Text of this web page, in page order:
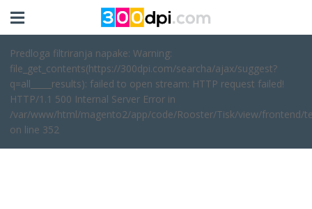
Predloga filtriranja napake: Warning:
file_get_contents(https://300dpi.com/searcha/ajax/suggest?
q=all_____results): failed to open stream: HTTP request failed!
HTTP/1.1 500 Internal Server Error in
/var/www/html/magento2/app/code/Rooster/Tisk/view/frontend/
on line 352